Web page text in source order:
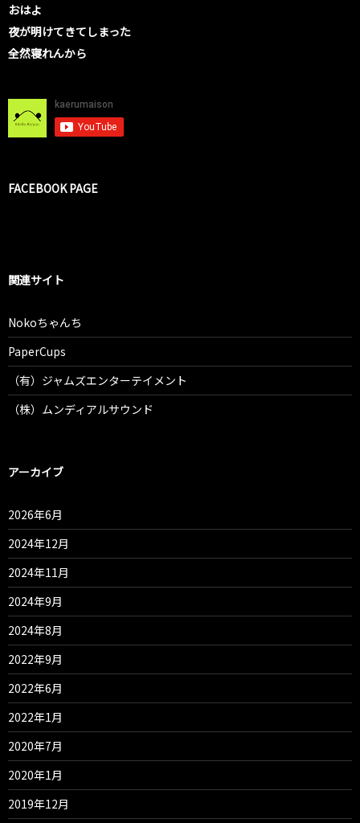
おはよ
夜が明けてきてしまった
全然寝れんから
FACEBOOK PAGE
関連サイト
Nokoちゃんち
PaperCups
（有）ジャムズエンターテイメント
（株）ムンディアルサウンド
アーカイブ
2026年6月
2024年12月
2024年11月
2024年9月
2024年8月
2022年9月
2022年6月
2022年1月
2020年7月
2020年1月
2019年12月